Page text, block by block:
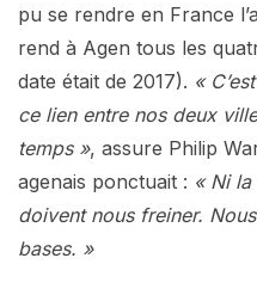
pu se rendre en France
rend à Agen tous les
date était de 2017). «
ce lien entre nos deux
temps », assure Philip
agenais ponctuait : « Ni
doivent nous freiner.
bases. »